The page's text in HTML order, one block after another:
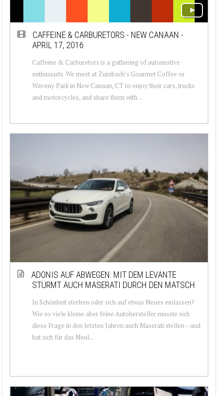
CAFFEINE & CARBURETORS - NEW CANAAN -
APRIL 17, 2016
Caffeine & Carburetors is a gathering of automotive
enthusiasts. We meet at Zumbach’s Gourmet Coffee or
Waveny Park in New Canaan, CT to enjoy their cars, trucks
and motorcycles, and share them with ...
ADONIS AUF ABWEGEN: MIT DEM LEVANTE
STÜRMT AUCH MASERATI DURCH DEN MATSCH
In Schönheit sterben oder sich auf etwas Neues einlassen?
Wie so viele kleine aber feine Autohersteller musste sich
diese Frage in den letzten Jahren auch Maserati stellen – und
hat sich für das Neul...